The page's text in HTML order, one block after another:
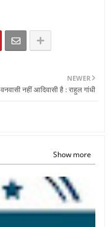
NEWER
वनवासी नहीं आदिवासी है : राहुल गांधी
Show more